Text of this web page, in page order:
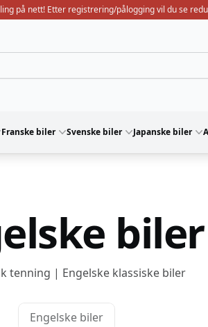
på nett! Etter registrering/pålogging vil du se
Franske biler Svenske biler Japanske biler
biler
tenning | Engelske klassiske biler
Engelske biler